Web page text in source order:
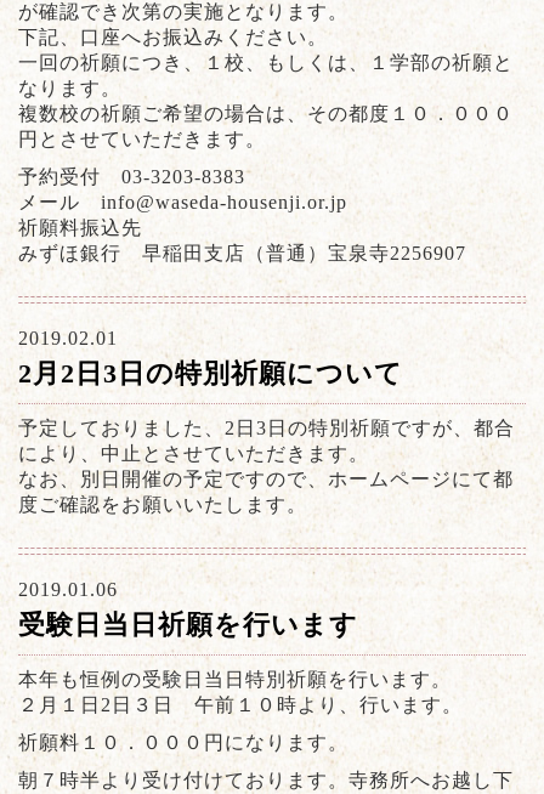
が確認でき次第の実施となります。
下記、口座へお振込みください。
一回の祈願につき、１校、もしくは、１学部の祈願と
なります。
複数校の祈願ご希望の場合は、その都度１０．０００
円とさせていただきます。
予約受付 03-3203-8383
メール info@waseda-housenji.or.jp
祈願料振込先
みずほ銀行 早稲田支店（普通）宝泉寺2256907
2019.02.01
2月2日3日の特別祈願について
予定しておりました、2日3日の特別祈願ですが、都合
により、中止とさせていただきます。
なお、別日開催の予定ですので、ホームページにて都
度ご確認をお願いいたします。
2019.01.06
受験日当日祈願を行います
本年も恒例の受験日当日特別祈願を行います。
２月１日2日３日 午前１０時より、行います。
祈願料１０．０００円になります。
朝７時半より受け付けております。寺務所へお越し下